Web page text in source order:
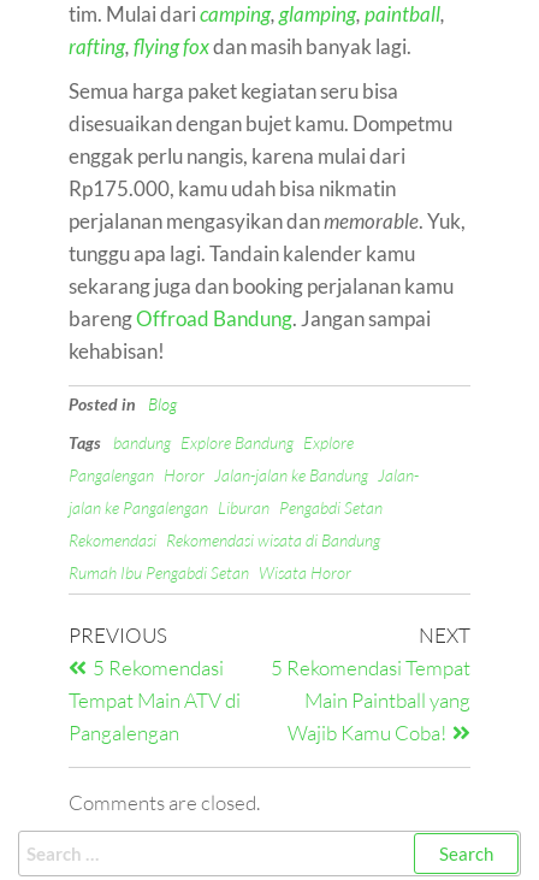
tim. Mulai daricamping,glamping,paintball,
rafting,flying foxdan masih banyak lagi.
Semua harga paket kegiatan seru bisa
disesuaikan dengan bujet kamu. Dompetmu
enggak perlu nangis, karena mulai dari
Rp175.000, kamu udah bisa nikmatin
perjalanan mengasyikan danmemorable. Yuk,
tunggu apa lagi. Tandain kalender kamu
sekarang juga dan booking perjalanan kamu
barengOffroad Bandung. Jangan sampai
kehabisan!
Posted in
Blog
Tags
bandung Explore Bandung Explore
Pangalengan Horor Jalan-jalan ke Bandung Jalan-
jalan ke Pangalengan Liburan Pengabdi Setan
Rekomendasi Rekomendasi wisata di Bandung
Rumah Ibu Pengabdi Setan Wisata Horor
PREVIOUS
5 Rekomendasi
Tempat Main ATV di
Pangalengan
NEXT
5 Rekomendasi Tempat
Main Paintball yang
Wajib Kamu Coba!
Comments are closed.